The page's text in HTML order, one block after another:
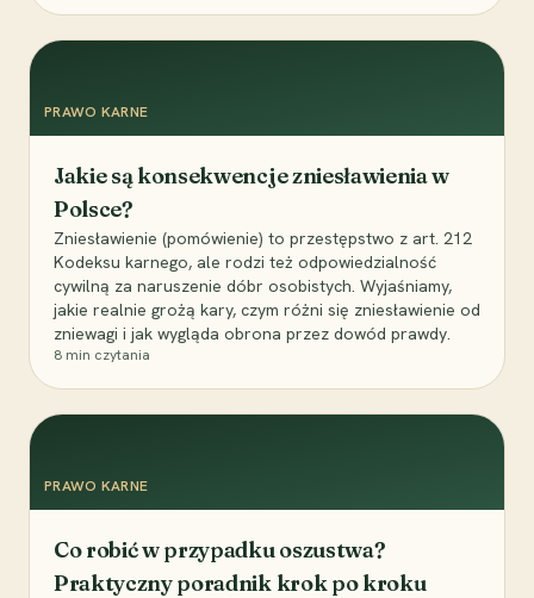
PRAWO KARNE
Jakie są konsekwencje zniesławienia w
Polsce?
Zniesławienie (pomówienie) to przestępstwo z art. 212
Kodeksu karnego, ale rodzi też odpowiedzialność
cywilną za naruszenie dóbr osobistych. Wyjaśniamy,
jakie realnie grożą kary, czym różni się zniesławienie od
zniewagi i jak wygląda obrona przez dowód prawdy.
8 min czytania
PRAWO KARNE
Co robić w przypadku oszustwa?
Praktyczny poradnik krok po kroku